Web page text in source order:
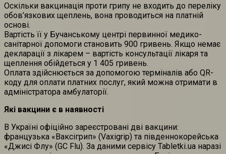
Оскільки вакцинація проти грипу не входить до переліку
обов’язкових щеплень, вона проводиться на платній
основі.
Вартість її у Бучанському центрі первинної медико-
санітарної допомоги становить 900 гривень. Якщо немає
декларації з лікарем – вартість консультації лікаря та
щеплення обійдеться у 1 405 гривень.
Оплата здійснюється за допомогою терміналів або QR-
коду для оплати платних послуг, який можна отримати в
адміністратора амбулаторії.
Які вакцини є в наявності
В Україні офіційно зареєстровані дві вакцини:
французька «Ваксігрип» (Vaxigrip) та південнокорейська
«Джисі Флу» (GC Flu). За даними сервісу Tabletki.ua наразі